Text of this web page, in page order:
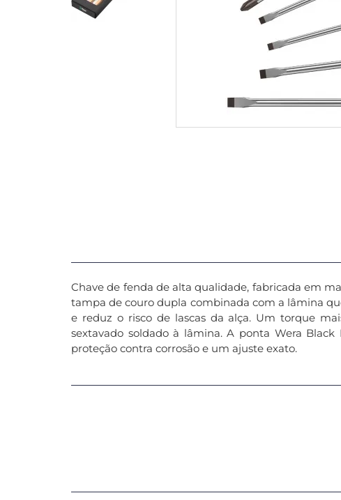
Chave de fenda de alta qualidade, fabricada em
tampa de couro dupla combinada com a lâmina
e reduz o risco de lascas da alça. Um torque
sextavado soldado à lâmina. A ponta Wera
proteção contra corrosão e um ajuste exato.